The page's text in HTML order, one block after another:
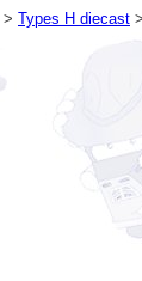
> Types H diecast >